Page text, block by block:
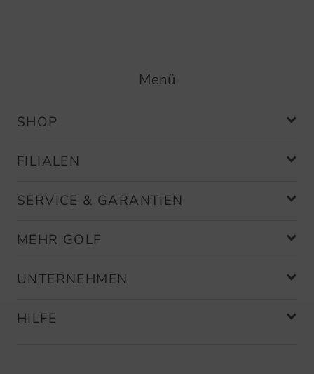
Menü
SHOP
FILIALEN
SERVICE & GARANTIEN
MEHR GOLF
UNTERNEHMEN
HILFE